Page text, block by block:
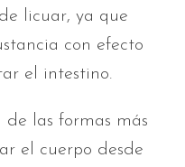
licuar, ya que
con efecto
el intestino.
las formas más
el cuerpo desde